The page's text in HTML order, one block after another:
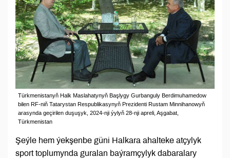
Türkmenistanyň Halk Maslahatynyň Başlygy Gurbanguly Berdimuhamedow
bilen RF-niň Tatarystan Respublikasynyň Prezidenti Rustam Minnihanowyň
arasynda geçirilen duşuşyk, 2024-nji ýylyň 28-nji apreli, Aşgabat,
Türkmenistan
Şeýle hem ýekşenbe güni Halkara ahalteke atçylyk
sport toplumynda guralan baýramçylyk dabaralary